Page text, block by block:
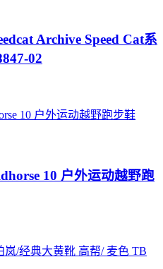
Archive Speed Cat系
02
10 户外运动越野跑